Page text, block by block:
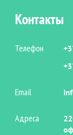
Контакты
Телефон
Email
Адреса